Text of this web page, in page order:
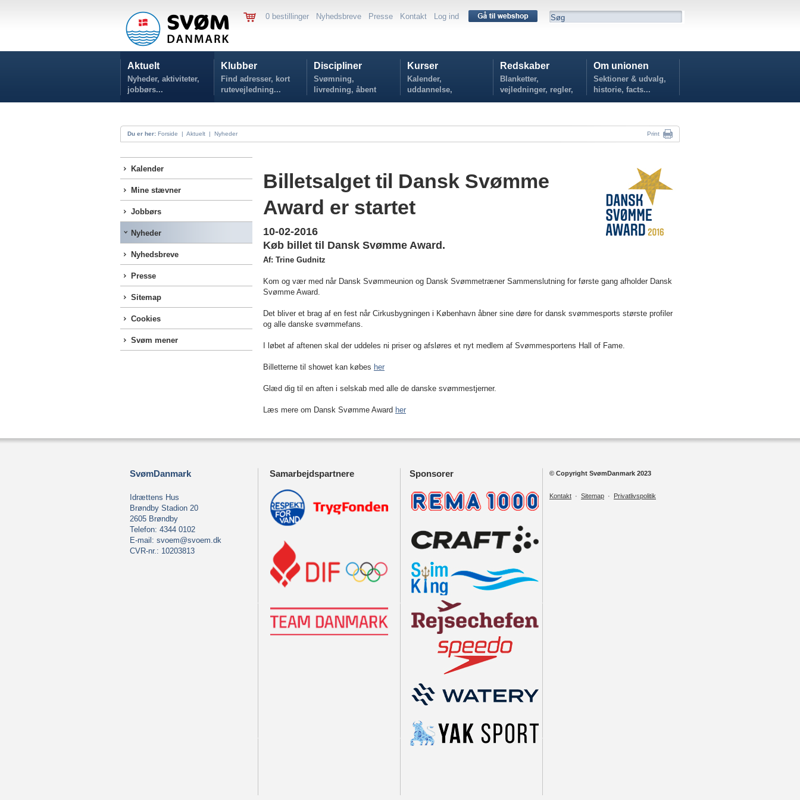
0 bestillinger Nyhedsbreve Presse Kontakt Log ind
Aktuelt
Nyheder, aktiviteter,
jobbørs...
Klubber
Find adresser, kort
rutevejledning...
Discipliner
Svømning,
livredning, åbent
vand...
Kurser
Kalender,
uddannelse,
tilmelding...
Redskaber
Blanketter,
vejledninger, regler,
politikker...
Om unionen
Sektioner & udvalg,
historie, facts...
Du er her: Forside | Aktuelt | Nyheder Print
Kalender
Mine stævner
Jobbørs
Nyheder
Nyhedsbreve
Presse
Sitemap
Cookies
Svøm mener
Billetsalget til Dansk Svømme
Award er startet
10-02-2016
Køb billet til Dansk Svømme Award.
Af: Trine Gudnitz
Kom og vær med når Dansk Svømmeunion og Dansk Svømmetræner Sammenslutning for første gang afholder Dansk
Svømme Award.
Det bliver et brag af en fest når Cirkusbygningen i København åbner sine døre for dansk svømmesports største profiler
og alle danske svømmefans.
I løbet af aftenen skal der uddeles ni priser og afsløres et nyt medlem af Svømmesportens Hall of Fame.
Billetterne til showet kan købes her
Glæd dig til en aften i selskab med alle de danske svømmestjerner.
Læs mere om Dansk Svømme Award her
SvømDanmark
Idrættens Hus
Brøndby Stadion 20
2605 Brøndby
Telefon: 4344 0102
E-mail: svoem@svoem.dk
CVR-nr.: 10203813
Samarbejdspartnere Sponsorer © Copyright SvømDanmark 2023
Kontakt · Sitemap · Privatlivspolitik